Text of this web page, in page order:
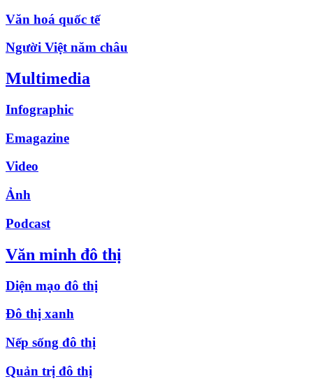
Văn hoá quốc tế
Người Việt năm châu
Multimedia
Infographic
Emagazine
Video
Ảnh
Podcast
Văn minh đô thị
Diện mạo đô thị
Đô thị xanh
Nếp sống đô thị
Quản trị đô thị